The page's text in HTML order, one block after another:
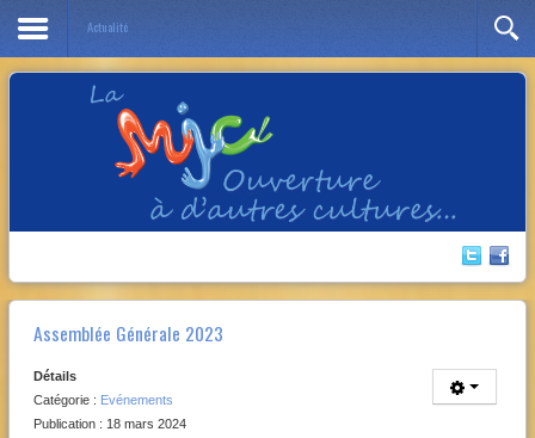
Actualité
Assemblée Générale 2023
Détails
Catégorie : Evénements
Publication : 18 mars 2024